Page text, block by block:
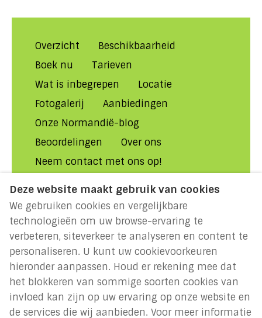
Overzicht
Beschikbaarheid
Boek nu
Tarieven
Wat is inbegrepen
Locatie
Fotogalerij
Aanbiedingen
Onze Normandië-blog
Beoordelingen
Over ons
Neem contact met ons op!
Huurvoorwaarden
Privacybeleid
Cookiebeleid
Disclaimer
MILLENIUM 2027: Jaar van de
Noormannen
Nederlands EUR
Deze website maakt gebruik van cookies
We gebruiken cookies en vergelijkbare
technologieën om uw browse-ervaring te
verbeteren, siteverkeer te analyseren en content te
personaliseren. U kunt uw cookievoorkeuren
hieronder aanpassen. Houd er rekening mee dat
het blokkeren van sommige soorten cookies van
invloed kan zijn op uw ervaring op onze website en
de services die wij aanbieden. Voor meer informatie